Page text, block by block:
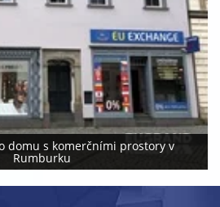
domu s komerčními prostory v
Rumburku